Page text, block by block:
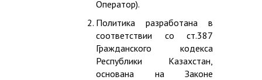
Оператор).
Политика разработана в
соответствии со ст.387
Гражданского кодекса
Республики Казахстан,
основана на Законе